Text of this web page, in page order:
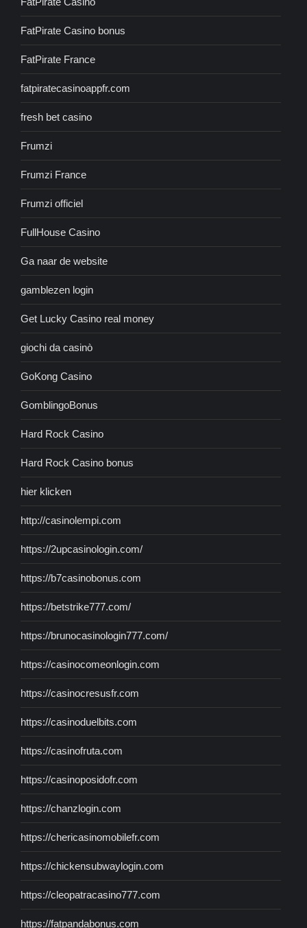
FatPirate Casino bonus
FatPirate France
fatpiratecasinoappfr.com
fresh bet casino
Frumzi
Frumzi France
Frumzi officiel
FullHouse Casino
Ga naar de website
gamblezen login
Get Lucky Casino real money
giochi da casinò
GoKong Casino
GomblingoBonus
Hard Rock Casino
Hard Rock Casino bonus
hier klicken
http://casinolempi.com
https://2upcasinologin.com/
https://b7casinobonus.com
https://betstrike777.com/
https://brunocasinologin777.com/
https://casinocomeonlogin.com
https://casinocresusfr.com
https://casinoduelbits.com
https://casinofruta.com
https://casinoposidofr.com
https://chanzlogin.com
https://chericasinomobilefr.com
https://chickensubwaylogin.com
https://cleopatracasino777.com
https://fatpandabonus.com